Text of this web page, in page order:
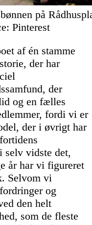
på
Pinterest
af én stamme
der har
der
og en fælles
fordi vi er
der i øvrigt har
selv vidste det,
år har vi figureret
Selvom vi
og
den helt
som de fleste